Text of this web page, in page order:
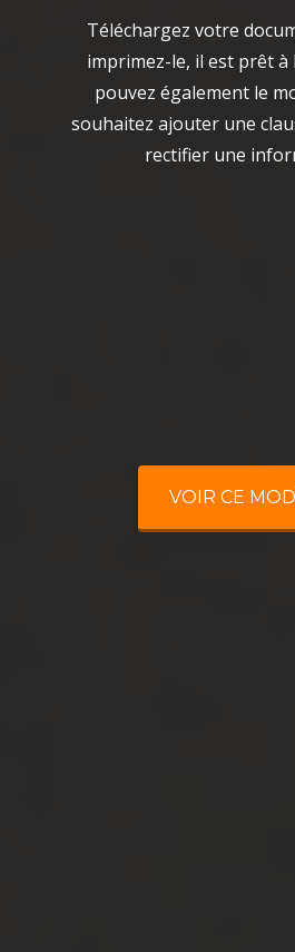
Téléchargez votre
imprimez-le, il est prêt à
pouvez également le
souhaitez ajouter une
rectifier une
VOIR CE